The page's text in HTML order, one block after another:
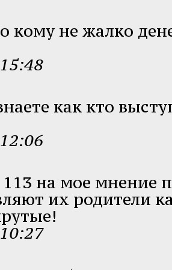
кому не жалко
как кто
на мое мнение
их родители